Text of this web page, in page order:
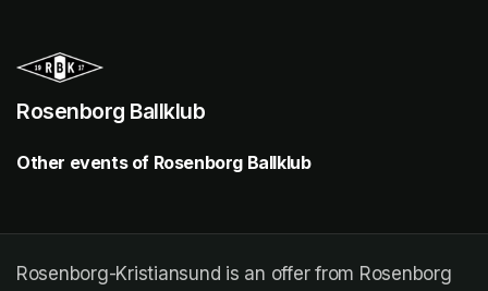
Rosenborg Ballklub
Other events of Rosenborg Ballklub
Rosenborg-Kristiansund is an offer from Rosenborg